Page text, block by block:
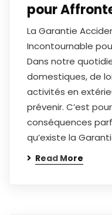
pour
La Garantie
Incontournable
Dans notre
domestiques, de
activités en
prévenir. C’est
conséquences
qu’existe la
Read More